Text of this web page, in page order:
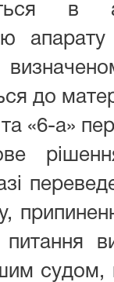
в
апарату
до
«6-а»
питання